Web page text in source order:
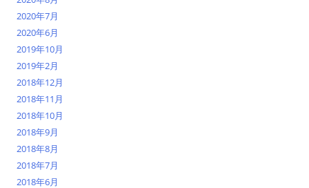
2020年7月
2020年6月
2019年10月
2019年2月
2018年12月
2018年11月
2018年10月
2018年9月
2018年8月
2018年7月
2018年6月